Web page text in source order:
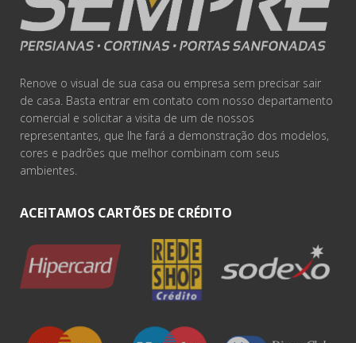
Renove o visual de sua casa ou empresa sem precisar sair
de casa. Basta entrar em contato com nosso departamento
comercial e solicitar a visita de um de nossos
representantes, que lhe fará a demonstração dos modelos,
cores e padrões que melhor combinam com seus
ambientes.
ACEITAMOS CARTÕES DE CRÉDITO